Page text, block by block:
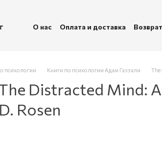
О нас Оплата и доставка Возврат
психологии Книги по психологии Адам Газзали The
Distracted Mind:
Rosen